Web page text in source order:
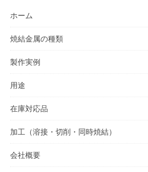
ホーム
焼結金属の種類
製作実例
用途
在庫対応品
加工（溶接・切削・同時焼結）
会社概要